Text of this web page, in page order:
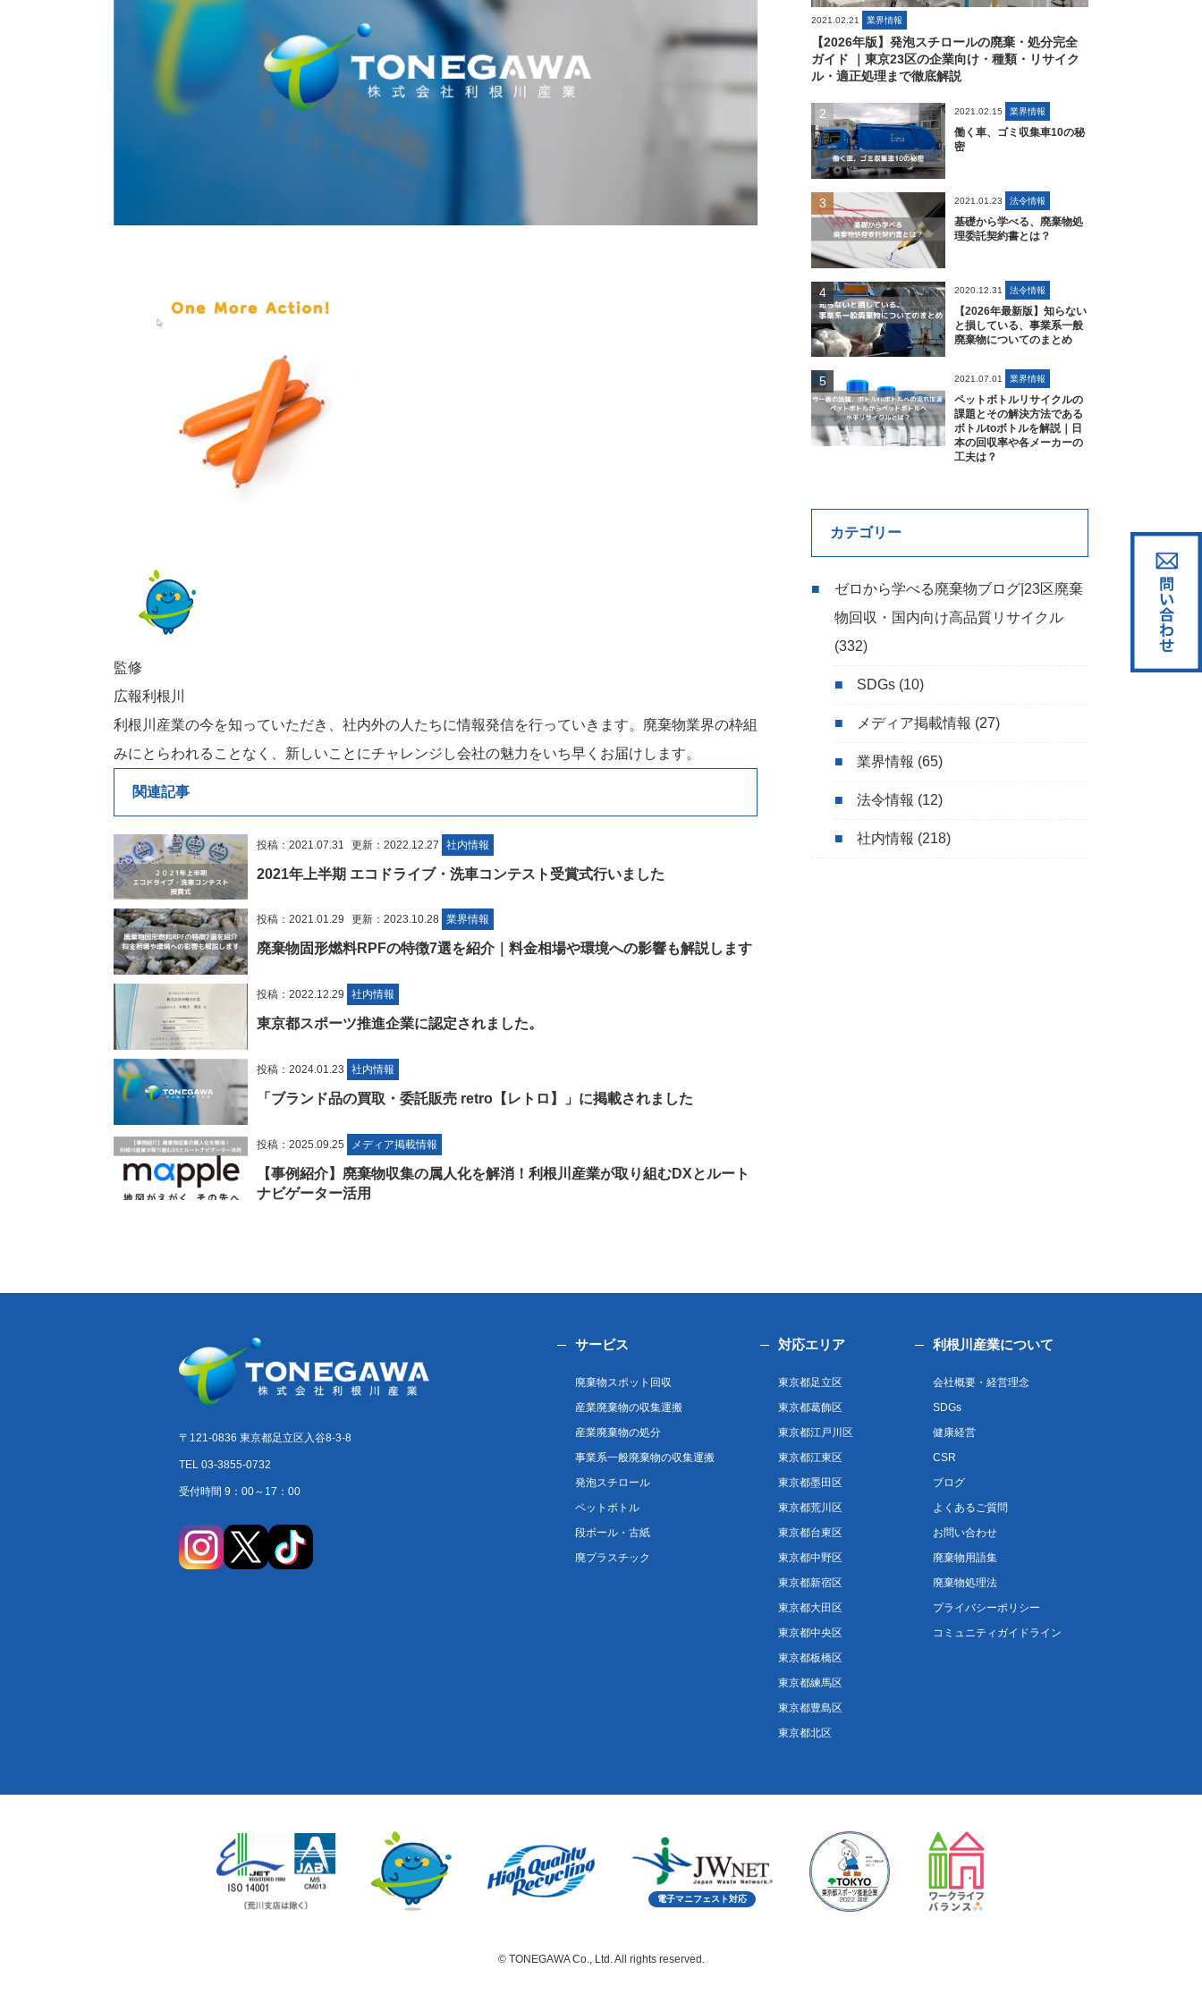
監修
広報利根川
利根川産業の今を知っていただき、社内外の人たちに情報発信を行っていきます。廃棄物業界の枠組
みにとらわれることなく、新しいことにチャレンジし会社の魅力をいち早くお届けします。
関連記事
投稿：2021.07.31 更新：2022.12.27 社内情報
2021年上半期 エコドライブ・洗車コンテスト受賞式行いました
投稿：2021.01.29 更新：2023.10.28 業界情報
廃棄物固形燃料RPFの特徴7選を紹介｜料金相場や環境への影響も解説します
投稿：2022.12.29 社内情報
東京都スポーツ推進企業に認定されました。
投稿：2024.01.23 社内情報
「ブランド品の買取・委託販売 retro【レトロ】」に掲載されました
投稿：2025.09.25 メディア掲載情報
【事例紹介】廃棄物収集の属人化を解消！利根川産業が取り組むDXとルート
ナビゲーター活用
2021.02.21 業界情報
【2026年版】発泡スチロールの廃棄・処分完全
ガイド ｜東京23区の企業向け・種類・リサイク
ル・適正処理まで徹底解説
2021.02.15 業界情報
働く車、ゴミ収集車10の秘
密
2021.01.23 法令情報
基礎から学べる、廃棄物処
理委託契約書とは？
2020.12.31 法令情報
【2026年最新版】知らない
と損している、事業系一般
廃棄物についてのまとめ
2021.07.01 業界情報
ペットボトルリサイクルの
課題とその解決方法である
ボトルtoボトルを解説｜日
本の回収率や各メーカーの
工夫は？
カテゴリー
ゼロから学べる廃棄物ブログ|23区廃棄
物回収・国内向け高品質リサイクル
(332)
SDGs (10)
メディア掲載情報 (27)
業界情報 (65)
法令情報 (12)
社内情報 (218)
〒121-0836 東京都足立区入谷8-3-8
TEL 03-3855-0732
受付時間 9：00～17：00
サービス
廃棄物スポット回収
産業廃棄物の収集運搬
産業廃棄物の処分
事業系一般廃棄物の収集運搬
発泡スチロール
ペットボトル
段ボール・古紙
廃プラスチック
対応エリア
東京都足立区
東京都葛飾区
東京都江戸川区
東京都江東区
東京都墨田区
東京都荒川区
東京都台東区
東京都中野区
東京都新宿区
東京都大田区
東京都中央区
東京都板橋区
東京都練馬区
東京都豊島区
東京都北区
利根川産業について
会社概要・経営理念
SDGs
健康経営
CSR
ブログ
よくあるご質問
お問い合わせ
廃棄物用語集
廃棄物処理法
プライバシーポリシー
コミュニティガイドライン
電子マニフェスト対応
© TONEGAWA Co., Ltd. All rights reserved.